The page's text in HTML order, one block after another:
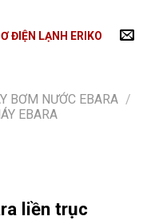
ĐIỆN LẠNH ERIKO
BƠM NƯỚC EBARA /
EBARA
liền trục